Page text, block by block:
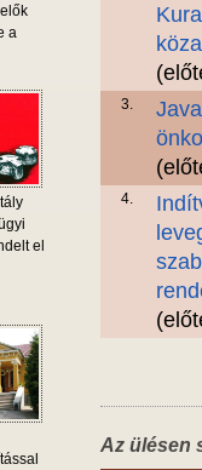
a
el
3.
4.
Az ülésen